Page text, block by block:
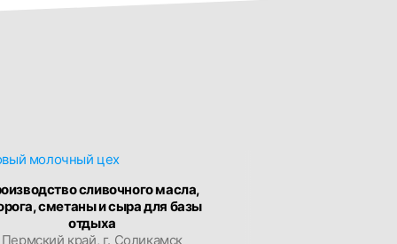
сливочного масла,
сметаны и сыра для базы
отдыха
Пермский край, г. Соликамск